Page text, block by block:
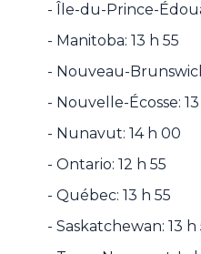
- Île-du-Prince-
- Manitoba: 13 h 55
- Nouveau-
- Nouvelle-Écosse:
- Nunavut: 14 h 00
- Ontario: 12 h 55
- Québec: 13 h 55
- Saskatchewan: 13 h